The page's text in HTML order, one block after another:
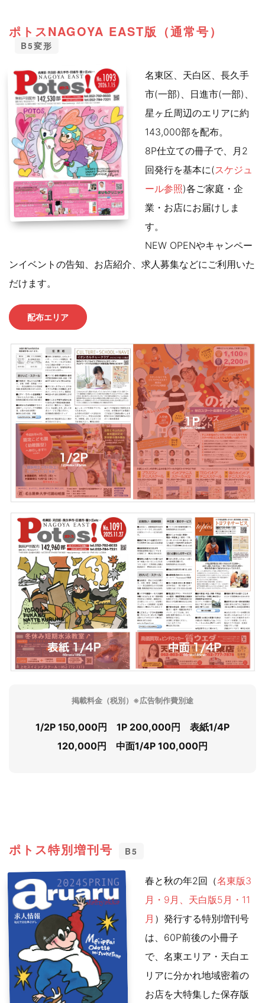
ポトスNAGOYA EAST版（通常号）
B5変形
名東区、天白区、長久手
市(一部)、日進市(一部)、
星ヶ丘周辺のエリアに約
143,000部を配布。
8P仕立ての冊子で、月2
回発行を基本に(スケジュ
ール参照)各ご家庭・企
業・お店にお届けしま
す。
NEW OPENやキャンペー
ンイベントの告知、お店紹介、求人募集などにご利用いた
だけます。
配布エリア
掲載料金（税別）※広告制作費別途
1/2P 150,000円 1P 200,000円 表紙1/4P
120,000円 中面1/4P 100,000円
ポトス特別増刊号 B5
春と秋の年2回（名東版3
月・9月、天白版5月・11
月 ）発行する特別増刊号
は、60P前後の小冊子
で、名東エリア・天白エ
リアに分かれ地域密着の
お店を大特集した保存版